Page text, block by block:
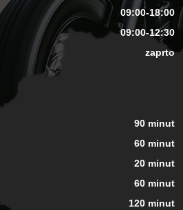
09:00-18:00
09:00-12:30
zaprto
90 minut
60 minut
20 minut
60 minut
120 minut